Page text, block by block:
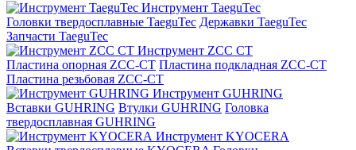
Инструмент TaeguTec
Головки твердосплавные TaeguTec Державки TaeguTec
Запчасти TaeguTec
Инструмент ZCС CT
Пластина опорная ZCC-CT Пластина подкладная ZCC-CT
Пластина резьбовая ZCC-CT
Инструмент GUHRING
Вставки GUHRING Втулки GUHRING Головка
твердосплавная GUHRING
Инструмент KYOCERA